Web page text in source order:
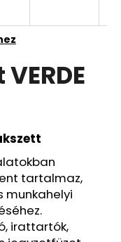
tartalmaz,
munkahelyi
irattartók,